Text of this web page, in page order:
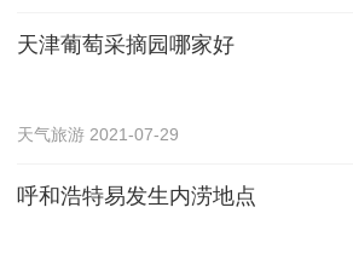
天津葡萄采摘园哪家好
天气旅游 2021-07-29
呼和浩特易发生内涝地点